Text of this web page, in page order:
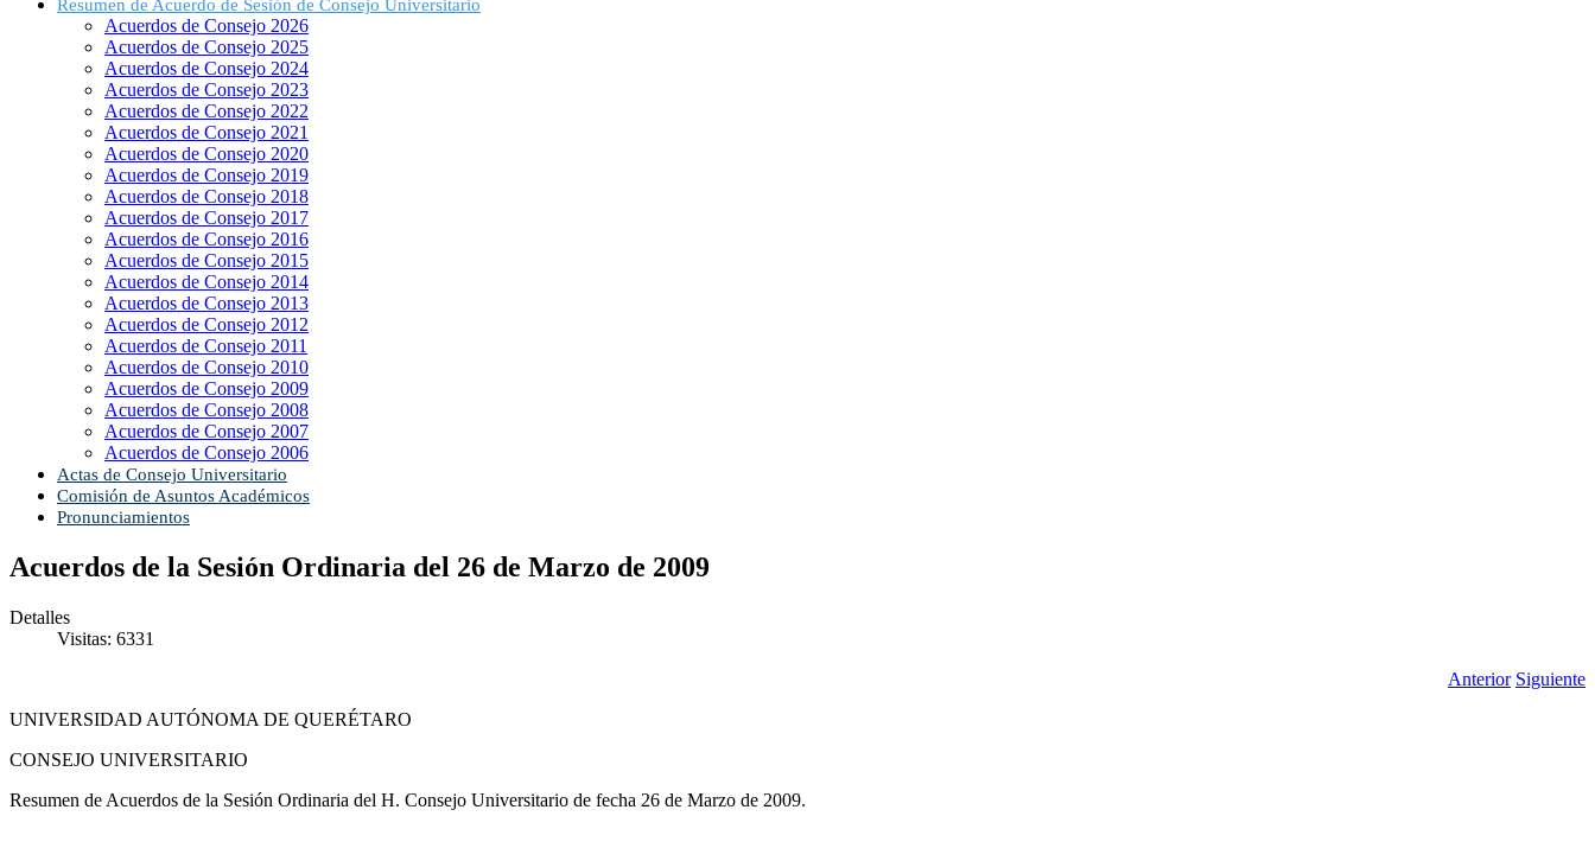
Resumen de Acuerdo de Sesión de Consejo Universitario
Acuerdos de Consejo 2026
Acuerdos de Consejo 2025
Acuerdos de Consejo 2024
Acuerdos de Consejo 2023
Acuerdos de Consejo 2022
Acuerdos de Consejo 2021
Acuerdos de Consejo 2020
Acuerdos de Consejo 2019
Acuerdos de Consejo 2018
Acuerdos de Consejo 2017
Acuerdos de Consejo 2016
Acuerdos de Consejo 2015
Acuerdos de Consejo 2014
Acuerdos de Consejo 2013
Acuerdos de Consejo 2012
Acuerdos de Consejo 2011
Acuerdos de Consejo 2010
Acuerdos de Consejo 2009
Acuerdos de Consejo 2008
Acuerdos de Consejo 2007
Acuerdos de Consejo 2006
Actas de Consejo Universitario
Comisión de Asuntos Académicos
Pronunciamientos
Acuerdos de la Sesión Ordinaria del 26 de Marzo de 2009
Detalles
Visitas: 6331
Anterior Siguiente
UNIVERSIDAD AUTÓNOMA DE QUERÉTARO
CONSEJO UNIVERSITARIO
Resumen de Acuerdos de la Sesión Ordinaria del H. Consejo Universitario de fecha 26 de Marzo de 2009.